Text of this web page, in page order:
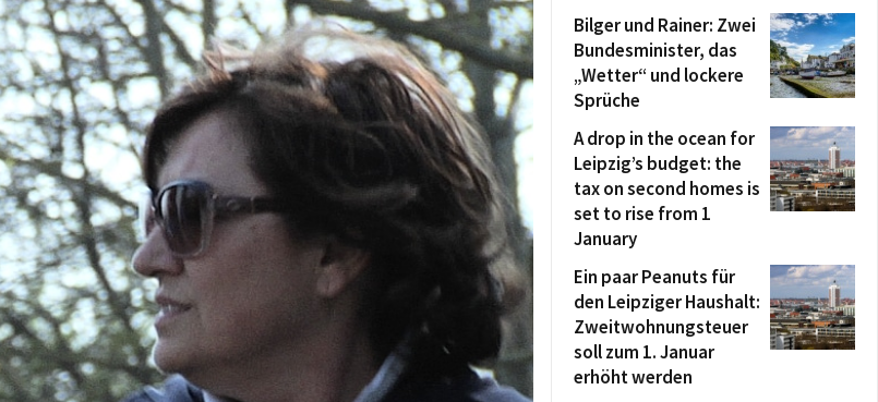
Bilger und Rainer: Zwei
Bundesminister, das
„Wetter“ und lockere
Sprüche
A drop in the ocean for
Leipzig’s budget: the
tax on second homes is
set to rise from 1
January
Ein paar Peanuts für
den Leipziger Haushalt:
Zweitwohnungsteuer
soll zum 1. Januar
erhöht werden